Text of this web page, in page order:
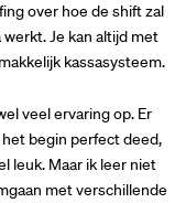
over hoe de shift zal
Je kan altijd met
kassasysteem.
veel ervaring op. Er
begin perfect deed,
leuk. Maar ik leer niet
met verschillende